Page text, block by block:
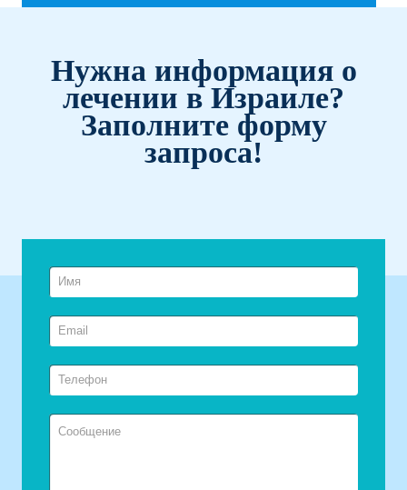
Нужна информация о
лечении в Израиле?
Заполните форму
запроса!